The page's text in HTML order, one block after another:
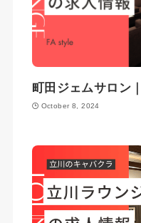
町田ジェムサロン
October 8, 2024